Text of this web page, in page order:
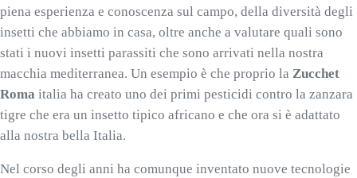
piena esperienza e conoscenza sul campo, della diversità degli
insetti che abbiamo in casa, oltre anche a valutare quali sono
stati i nuovi insetti parassiti che sono arrivati nella nostra
macchia mediterranea. Un esempio è che proprio laZucchet
Roma italia ha creato uno dei primi pesticidi contro la zanzara
tigre che era un insetto tipico africano e che ora si è adattato
alla nostra bella Italia.
Nel corso degli anni ha comunque inventato nuove tecnologie